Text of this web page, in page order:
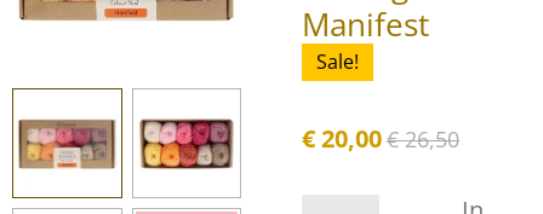
Manifest
Sale!
€ 20,00€ 26,50